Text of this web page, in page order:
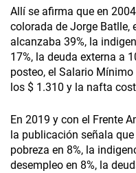
Allí se afirma que en
colorada de Jorge Batlle,
alcanzaba 39%, la
17%, la deuda externa a
posteo, el Salario
los $ 1.310 y la nafta
En 2019 y con el Frente
la publicación señala que
pobreza en 8%, la
desempleo en 8%, la